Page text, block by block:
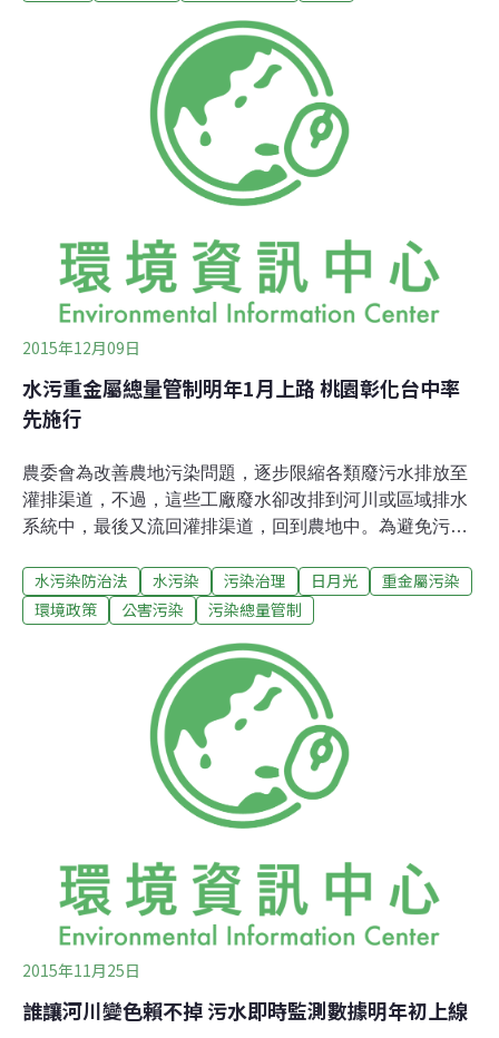
行政法院今天（22日）下午以環保局裁罰金額計算有誤等
理由將原處分撤銷，要求市府重為適法處分。判決理由認
為，環保局對日月光開罰1億餘元是根據自2007年至2013
年間環保局共70次的稽查結果，但其中僅有6次因Ｋ7廠放
流水確實違反標準被裁罰確定，其他64次查核結果，該廠
並無違反放流水標準的違章行為，環保局裁罰並無依據；
此外法院也認為，原處分認定日月光不法利得的計算基礎
決，高市環保局表示，不法利得計算是採用事業廢棄物清
理計畫書資料計算每公噸廢水產生之合理
2015年12月09日
水污重金屬總量管制明年1月上路 桃園彰化台中率
先施行
農委會為改善農地污染問題，逐步限縮各類廢污水排放至
灌排渠道，不過，這些工廠廢水卻改排到河川或區域排水
系統中，最後又流回灌排渠道，回到農地中。為避免污水
作劃設管制區，進行水污總量管制。未來在一級管制區
內，不會再接受重金屬排放工廠申請。農地污染最嚴重的
最大，劃設100平方公里，彰化次之，約11.9平方公里，
台中則佔9.6平方公里。一級管制區加上二級管制區內，總
共69家工廠及3個工業區，含桃園的日月光工廠，都將受
到新法規管制。明年元旦，桃園將率先上路後，彰化、台
中陸續在2月或3月間實施。管制農地灌溉水源重金屬污
染。圖片來源：農委會與環保署。製圖：陳文姿。一級管
制區不再設重金屬排放工廠 桃園台中彰化已完成劃設這次
地方政府則負責劃設總量管制區域。管制
水污染防治法 水污染 污染治理 日月光
重金屬污染
環境政策
公害污染 污染總量管制
2015年11月25日
誰讓河川變色賴不掉 污水即時監測數據明年初上線